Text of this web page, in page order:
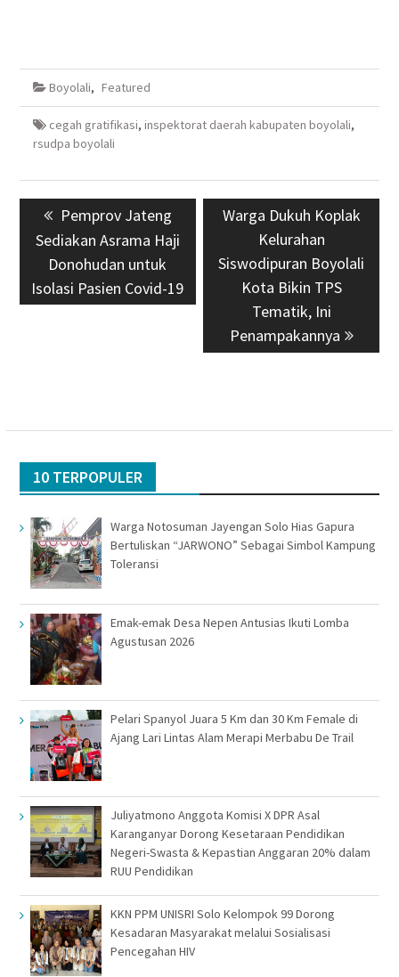
Boyolali, Featured
cegah gratifikasi, inspektorat daerah kabupaten boyolali,
rsudpa boyolali
Navigasi
pos
Previous
post:
Pemprov Jateng
Sediakan Asrama Haji
Donohudan untuk
Isolasi Pasien Covid-19
Next
Warga Dukuh Koplak
Kelurahan
Siswodipuran Boyolali
Kota Bikin TPS
Tematik, Ini
Penampakannya
10 TERPOPULER
Warga Notosuman Jayengan Solo Hias Gapura
Bertuliskan “JARWONO” Sebagai Simbol Kampung
Toleransi
Emak-emak Desa Nepen Antusias Ikuti Lomba
Agustusan 2026
Pelari Spanyol Juara 5 Km dan 30 Km Female di
Ajang Lari Lintas Alam Merapi Merbabu De Trail
Juliyatmono Anggota Komisi X DPR Asal
Karanganyar Dorong Kesetaraan Pendidikan
Negeri-Swasta & Kepastian Anggaran 20% dalam
RUU Pendidikan
KKN PPM UNISRI Solo Kelompok 99 Dorong
Kesadaran Masyarakat melalui Sosialisasi
Pencegahan HIV